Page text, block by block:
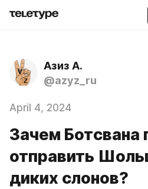
Азиз А.
@azyz_ru
April 4, 2024
Зачем
отправить
диких слонов?